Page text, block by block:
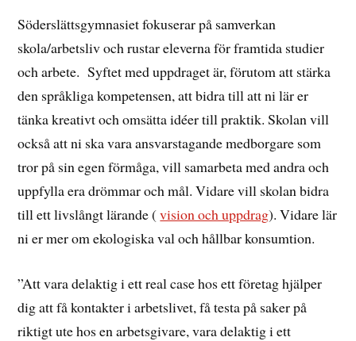
Söderslättsgymnasiet fokuserar på samverkan
skola/arbetsliv och rustar eleverna för framtida studier
och arbete. Syftet med uppdraget är, förutom att stärka
den språkliga kompetensen, att bidra till att ni lär er
tänka kreativt och omsätta idéer till praktik. Skolan vill
också att ni ska vara ansvarstagande medborgare som
tror på sin egen förmåga, vill samarbeta med andra och
uppfylla era drömmar och mål. Vidare vill skolan bidra
till ett livslångt lärande (vision och uppdrag). Vidare lär
ni er mer om ekologiska val och hållbar konsumtion.
”Att vara delaktig i ett real case hos ett företag hjälper
dig att få kontakter i arbetslivet, få testa på saker på
riktigt ute hos en arbetsgivare, vara delaktig i ett